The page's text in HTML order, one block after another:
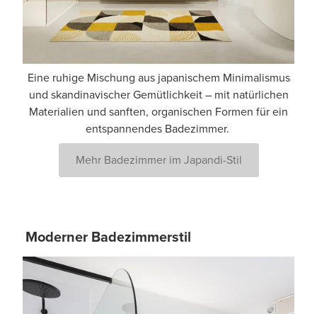
Eine ruhige Mischung aus japanischem Minimalismus
und skandinavischer Gemütlichkeit – mit natürlichen
Materialien und sanften, organischen Formen für ein
entspannendes Badezimmer.
Mehr Badezimmer im Japandi-Stil
Moderner Badezimmerstil